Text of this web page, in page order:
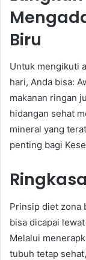
Biru
Untuk mengikuti
hari, Anda bisa:
makanan ringan
hidangan sehat
mineral yang
penting bagi
Prinsip diet zona
bisa dicapai
Melalui
tubuh tetap